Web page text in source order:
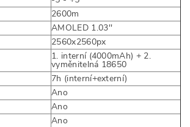
2600m
AMOLED 1.03''
2560x2560px
1. interní (4000mAh) + 2.
vyměnitelná 18650
7h (interní+externí)
Ano
Ano
Ano